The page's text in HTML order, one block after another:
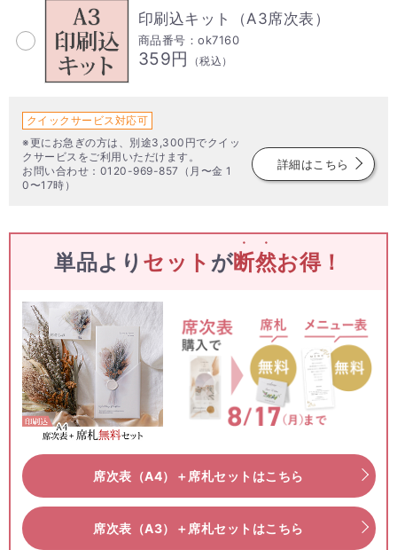
印刷込キット（A3席次表）
商品番号：ok7160
359円 （税込）
クイックサービス対応可
※更にお急ぎの方は、別途3,300円でクイッ
クサービスをご利用いただけます。
お問い合わせ：0120-969-857（月〜金 1
0〜17時）
詳細はこちら
単品より セット が断然
・・
お得！
席次表（A4）＋席札セットはこちら
席次表（A3）＋席札セットはこちら